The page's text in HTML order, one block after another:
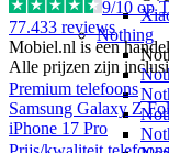
Nothing
9/10 op
77.433 reviews
Mobiel.nl is een
Alle prijzen zijn
Premium telefoons
Samsung Galaxy Z
iPhone 17 Pro